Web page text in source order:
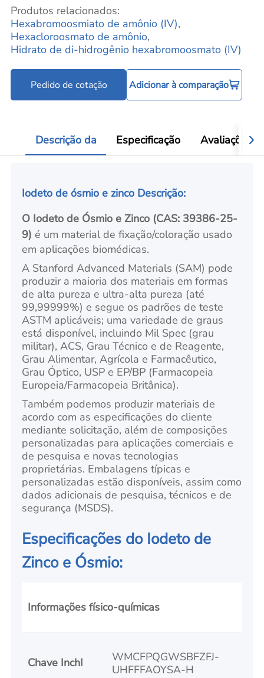
Produtos relacionados:
Hexabromoosmiato de amônio (IV),
Hexacloroosmato de amônio,
Hidrato de di-hidrogênio hexabromoosmato (IV)
Pedido de cotação Adicionar à comparação
Descrição da Especificação Avaliações
Iodeto de ósmio e zinco Descrição:
O Iodeto de Ósmio e Zinco (CAS: 39386-25-
9) é um material de fixação/coloração usado
em aplicações biomédicas.
A Stanford Advanced Materials (SAM) pode
produzir a maioria dos materiais em formas
de alta pureza e ultra-alta pureza (até
99,99999%) e segue os padrões de teste
ASTM aplicáveis; uma variedade de graus
está disponível, incluindo Mil Spec (grau
militar), ACS, Grau Técnico e de Reagente,
Grau Alimentar, Agrícola e Farmacêutico,
Grau Óptico, USP e EP/BP (Farmacopeia
Europeia/Farmacopeia Britânica).
Também podemos produzir materiais de
acordo com as especificações do cliente
mediante solicitação, além de composições
personalizadas para aplicações comerciais e
de pesquisa e novas tecnologias
proprietárias. Embalagens típicas e
personalizadas estão disponíveis, assim como
dados adicionais de pesquisa, técnicos e de
segurança (MSDS).
Especificações do Iodeto de
Zinco e Ósmio:
Informações físico-químicas
Chave InchI
WMCFPQGWSBFZFJ-
UHFFFAOYSA-H